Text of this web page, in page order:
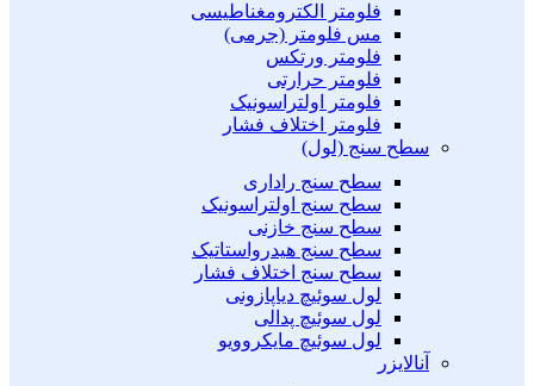
فلومتر الکترومغناطیسی
مس فلومتر (جرمی)
فلومتر ورتکس
فلومتر حرارتی
فلومتر اولتراسونیک
فلومتر اختلاف فشار
سطح سنج (لول)
سطح سنج راداری
سطح سنج اولتراسونیک
سطح سنج خازنی
سطح سنج هیدرواستاتیک
سطح سنج اختلاف فشار
لول سوئیچ دیاپازونی
لول سوئیچ پدالی
لول سوئیچ مایکروویو
آنالایزر